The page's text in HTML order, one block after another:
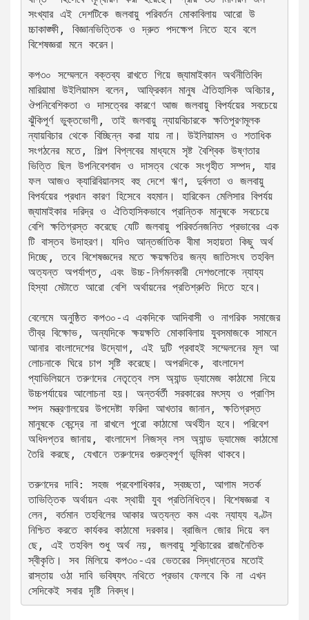
সংখ্যার এই দেশটিকে জলবায়ু পরিবর্তন মোকাবিলায় আরো উ
চ্চাকাঙ্ক্ষী, বিজ্ঞানভিত্তিক ও দ্রুত পদক্ষেপ নিতে হবে বলে
বিশেষজ্ঞরা মনে করেন।
কপ৩০ সম্মেলনে বক্তব্য রাখতে গিয়ে জ্যামাইকান অর্থনীতিবিদ
মারিয়ামা উইলিয়ামস বলেন, আফ্রিকান মানুষ ঐতিহাসিক অবিচার,
ঔপনিবেশিকতা ও দাসত্বের কারণে আজ জলবায়ু বিপর্যয়ের সবচেয়ে
ঝুঁকিপূর্ণ ভুক্তভোগী, তাই জলবায়ু ন্যায়বিচারকে ক্ষতিপূরণমূলক
ন্যায়বিচার থেকে বিচ্ছিন্ন করা যায় না। উইলিয়ামস ও শতাধিক
সংগঠনের মতে, শিল্প বিপ্লবের মাধ্যমে সৃষ্ট বৈশ্বিক উষ্ণতার
ভিত্তি ছিল উপনিবেশবাদ ও দাসত্ব থেকে সংগৃহীত সম্পদ, যার
ফল আজও ক্যারিবিয়ানসহ বহু দেশে ঋণ, দুর্বলতা ও জলবায়ু
বিপর্যয়ের প্রধান কারণ হিসেবে বহমান। হারিকেন মেলিসার বিপর্যয়
জ্যামাইকার দরিদ্র ও ঐতিহাসিকভাবে প্রান্তিক মানুষকে সবচেয়ে
বেশি ক্ষতিগ্রস্ত করেছে যেটি জলবায়ু পরিবর্তনজনিত প্রভাবের এক
টি বাস্তব উদাহরণ। যদিও আন্তর্জাতিক বীমা সহায়তা কিছু অর্থ
দিচ্ছে, তবে বিশেষজ্ঞদের মতে ক্ষয়ক্ষতির জন্য জাতিসংঘ তহবিল
অত্যন্ত অপর্যাপ্ত, এবং উচ্চ-নির্গমনকারী দেশগুলোকে ন্যায্য
হিস্যা মেটাতে আরো বেশি অর্থায়নের প্রতিশ্রুতি দিতে হবে।
বেলেমে অনুষ্ঠিত কপ৩০-এ একদিকে আদিবাসী ও নাগরিক সমাজের
তীব্র বিক্ষোভ, অন্যদিকে ক্ষয়ক্ষতি মোকাবিলায় যুবসমাজকে সামনে
আনার বাংলাদেশের উদ্যোগ, এই দুটি প্রবাহই সম্মেলনের মূল আ
লোচনাকে ঘিরে চাপ সৃষ্টি করেছে। অপরদিকে, বাংলাদেশ
প্যাভিলিয়নে তরুণদের নেতৃত্বে লস অ্যান্ড ড্যামেজ কাঠামো নিয়ে
উচ্চপর্যায়ের আলোচনা হয়। অন্তর্বর্তী সরকারের মৎস্য ও প্রাণিস
ম্পদ মন্ত্রণালয়ের উপদেষ্টা ফরিদা আখতার জানান, ক্ষতিগ্রস্ত
মানুষকে কেন্দ্রে না রাখলে পুরো কাঠামো অর্থহীন হবে। পরিবেশ
অধিদপ্তর জানায়, বাংলাদেশ নিজস্ব লস অ্যান্ড ড্যামেজ কাঠামো
তৈরি করছে, যেখানে তরুণদের গুরুত্বপূর্ণ ভূমিকা থাকবে।
তরুণদের দাবি: সহজ প্রবেশাধিকার, স্বচ্ছতা, আগাম সতর্ক
তাভিত্তিক অর্থায়ন এবং স্থায়ী যুব প্রতিনিধিত্ব। বিশেষজ্ঞরা ব
লেন, বর্তমান তহবিলের আকার অত্যন্ত কম এবং ন্যায্য বণ্টন
নিশ্চিত করতে কার্যকর কাঠামো দরকার। ব্রাজিল জোর দিয়ে বল
ছে, এই তহবিল শুধু অর্থ নয়, জলবায়ু সুবিচারের রাজনৈতিক
স্বীকৃতি। সব মিলিয়ে কপ৩০-এর ভেতরের সিদ্ধান্তের মতোই
রাস্তায় ওঠা দাবি ভবিষ্যৎ নথিতে প্রভাব ফেলবে কি না এখন
সেদিকেই সবার দৃষ্টি নিবদ্ধ।